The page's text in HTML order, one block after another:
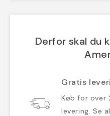
Derfor skal du
Gratis
Køb for over
levering. Se